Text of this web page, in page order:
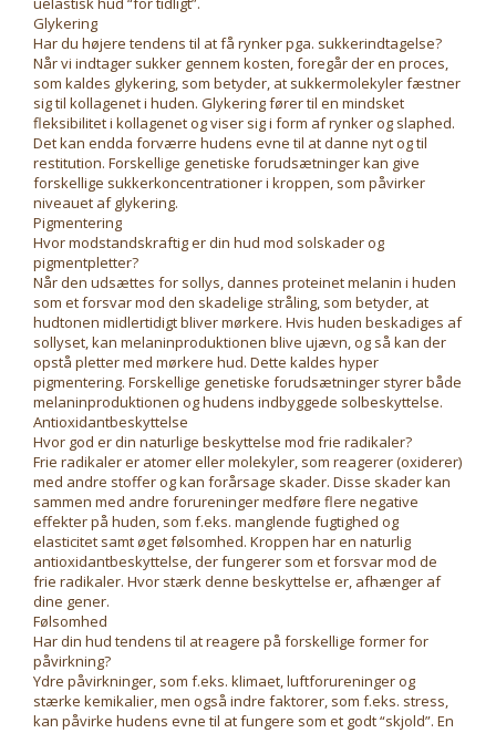
Glykering
Har du højere tendens til at få rynker pga. sukkerindtagelse?
Når vi indtager sukker gennem kosten, foregår der en proces,
som kaldes glykering, som betyder, at sukkermolekyler fæstner
sig til kollagenet i huden. Glykering fører til en mindsket
fleksibilitet i kollagenet og viser sig i form af rynker og slaphed.
Det kan endda forværre hudens evne til at danne nyt og til
restitution. Forskellige genetiske forudsætninger kan give
forskellige sukkerkoncentrationer i kroppen, som påvirker
niveauet af glykering.
Pigmentering
Hvor modstandskraftig er din hud mod solskader og
pigmentpletter?
Når den udsættes for sollys, dannes proteinet melanin i huden
som et forsvar mod den skadelige stråling, som betyder, at
hudtonen midlertidigt bliver mørkere. Hvis huden beskadiges af
sollyset, kan melaninproduktionen blive ujævn, og så kan der
opstå pletter med mørkere hud. Dette kaldes hyper
pigmentering. Forskellige genetiske forudsætninger styrer både
melaninproduktionen og hudens indbyggede solbeskyttelse.
Antioxidantbeskyttelse
Hvor god er din naturlige beskyttelse mod frie radikaler?
Frie radikaler er atomer eller molekyler, som reagerer (oxiderer)
med andre stoffer og kan forårsage skader. Disse skader kan
sammen med andre forureninger medføre flere negative
effekter på huden, som f.eks. manglende fugtighed og
elasticitet samt øget følsomhed. Kroppen har en naturlig
antioxidantbeskyttelse, der fungerer som et forsvar mod de
frie radikaler. Hvor stærk denne beskyttelse er, afhænger af
dine gener.
Følsomhed
Har din hud tendens til at reagere på forskellige former for
påvirkning?
Ydre påvirkninger, som f.eks. klimaet, luftforureninger og
stærke kemikalier, men også indre faktorer, som f.eks. stress,
kan påvirke hudens evne til at fungere som et godt “skjold”. En